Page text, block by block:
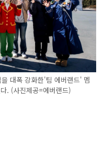
대폭 강화한'팀 에버랜드' 멤
. (사진제공=에버랜드)